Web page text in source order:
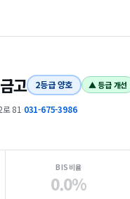
고 2등급 양호 ▲ 등급 개선
81 ·031-675-3986
BIS비율
0.0%